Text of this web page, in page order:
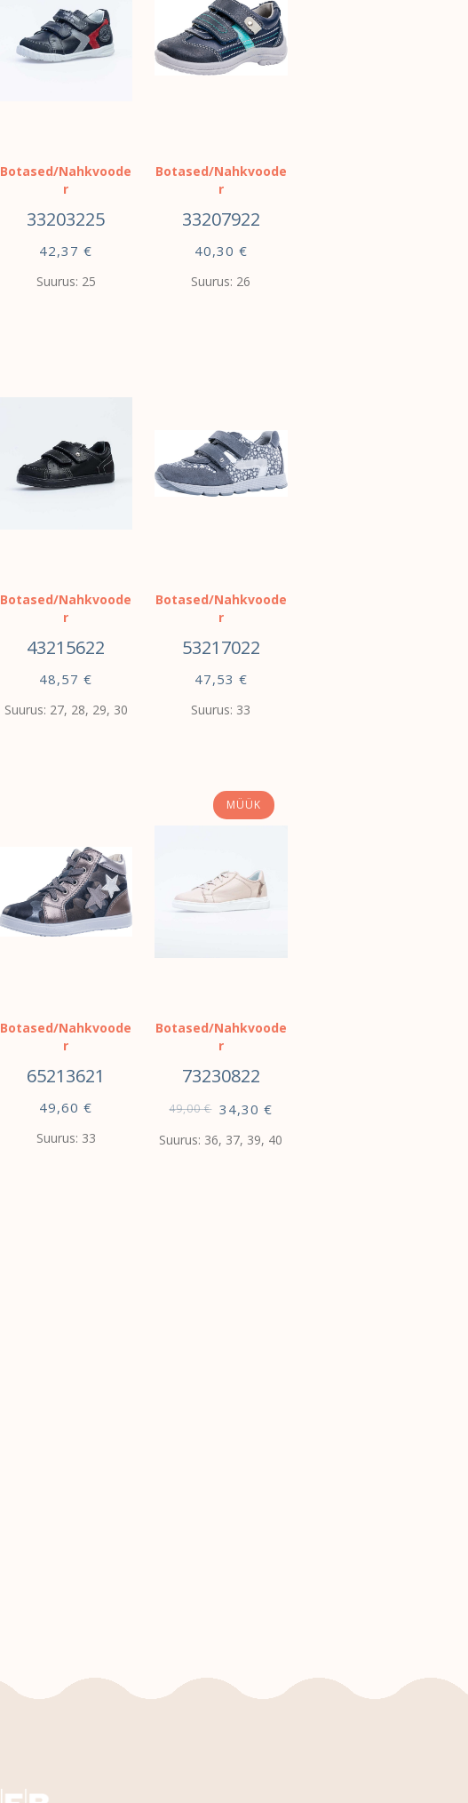
Botased/Nahkvoode
r
33203225
42,37 €
Suurus: 25
Botased/Nahkvoode
r
33207922
40,30 €
Suurus: 26
Botased/Nahkvoode
r
43215622
48,57 €
Suurus: 27, 28, 29, 30
Botased/Nahkvoode
r
53217022
47,53 €
Suurus: 33
Botased/Nahkvoode
r
65213621
49,60 €
Suurus: 33
MÜÜK
Botased/Nahkvoode
r
73230822
49,00 € 34,30 €
Suurus: 36, 37, 39, 40